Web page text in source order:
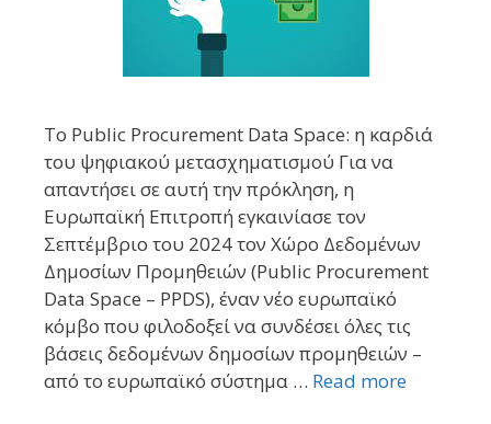
Το Public Procurement Data Space: η καρδιά
του ψηφιακού μετασχηματισμού Για να
απαντήσει σε αυτή την πρόκληση, η
Ευρωπαϊκή Επιτροπή εγκαινίασε τον
Σεπτέμβριο του 2024 τον Χώρο Δεδομένων
Δημοσίων Προμηθειών (Public Procurement
Data Space – PPDS), έναν νέο ευρωπαϊκό
κόμβο που φιλοδοξεί να συνδέσει όλες τις
βάσεις δεδομένων δημοσίων προμηθειών –
από το ευρωπαϊκό σύστημα … Read more